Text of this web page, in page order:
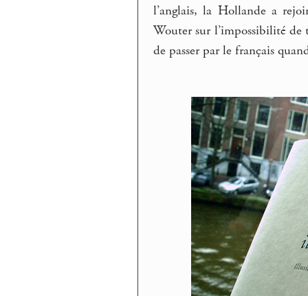
l’anglais, la Hollande a
Wouter sur l’impossibilité
de passer par le français